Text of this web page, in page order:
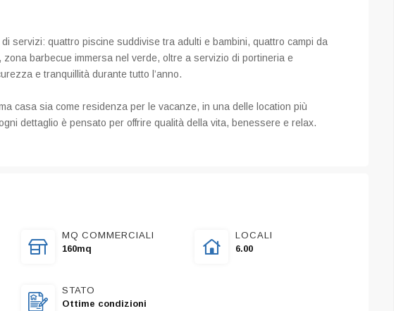
di servizi: quattro piscine suddivise tra adulti e bambini, quattro campi da
barbecue immersa nel verde, oltre a servizio di portineria e
e tranquillità durante tutto l’anno.
casa sia come residenza per le vacanze, in una delle location più
dettaglio è pensato per offrire qualità della vita, benessere e relax.
MQ COMMERCIALI
160mq
LOCALI
6.00
STATO
Ottime condizioni